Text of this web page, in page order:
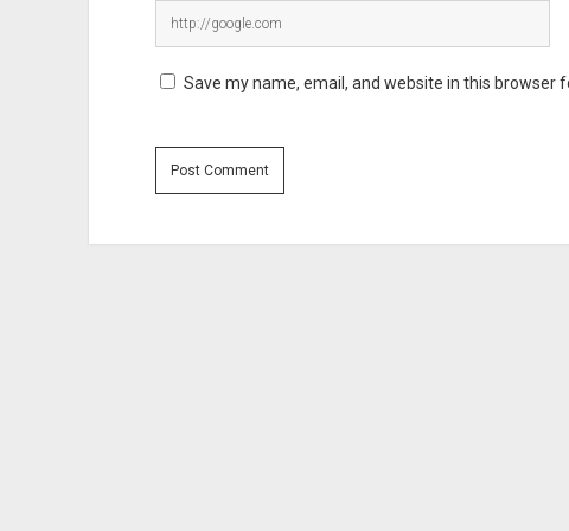
Save my name, email, and website in this browser